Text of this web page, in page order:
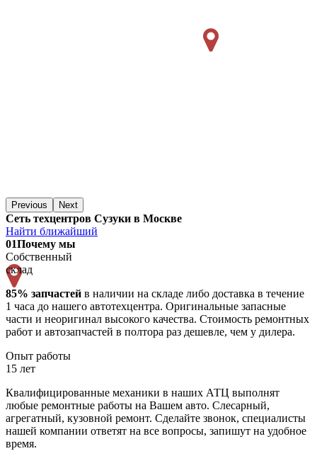
Previous Next
Сеть техцентров Сузуки в Москве
Найти ближайший
01Почему мы
Собственный
склад
85% запчастей в наличии на складе либо доставка в течение
1 часа до нашего автотехцентра. Оригинальные запасные
части и неоригинал высокого качества. Стоимость ремонтных
работ и автозапчастей в полтора раз дешевле, чем у дилера.
Опыт работы
15 лет
Квалифицированные механики в наших АТЦ выполнят
любые ремонтные работы на Вашем авто. Слесарный,
агрегатный, кузовной ремонт. Сделайте звонок, специалисты
нашей компании ответят на все вопросы, запишут на удобное
время.